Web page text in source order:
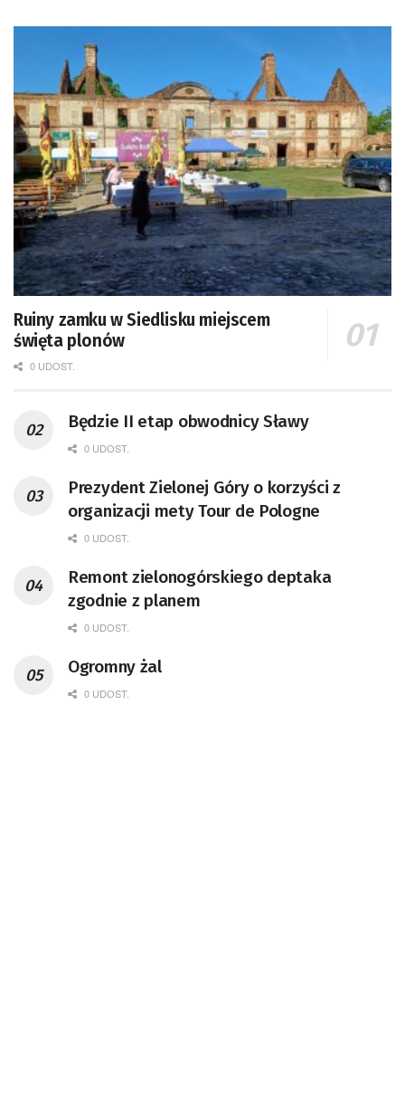
Ruiny zamku w Siedlisku miejscem
święta plonów
0 UDOST.
Będzie II etap obwodnicy Sławy
0 UDOST.
Prezydent Zielonej Góry o korzyści z
organizacji mety Tour de Pologne
0 UDOST.
Remont zielonogórskiego deptaka
zgodnie z planem
0 UDOST.
Ogromny żal
0 UDOST.